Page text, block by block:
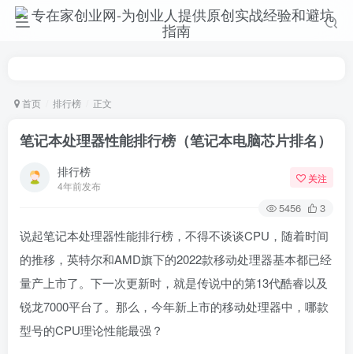
首页 排行榜 正文
笔记本处理器性能排行榜（笔记本电脑芯片排名）
排行榜
4年前发布
关注
5456 3
说起笔记本处理器性能排行榜，不得不谈谈CPU，随着时间
的推移，英特尔和AMD旗下的2022款移动处理器基本都已经
量产上市了。下一次更新时，就是传说中的第13代酷睿以及
锐龙7000平台了。那么，今年新上市的移动处理器中，哪款
型号的CPU理论性能最强？